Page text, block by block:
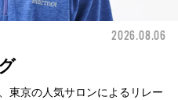
2026.08.06
東京の人気サロンによるリレー